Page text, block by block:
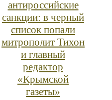
антироссийские
санкции: в черный
список попали
митрополит Тихон
и главный
редактор
«Крымской
газеты»